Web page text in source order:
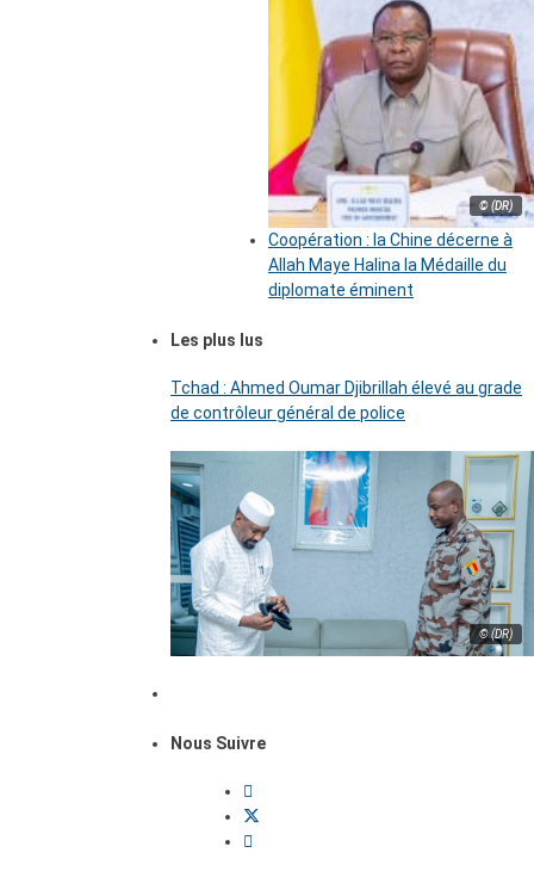
© (DR)
Coopération : la Chine décerne à
Allah Maye Halina la Médaille du
diplomate éminent
Les plus lus
Tchad : Ahmed Oumar Djibrillah élevé au grade
de contrôleur général de police
© (DR)
Nous Suivre